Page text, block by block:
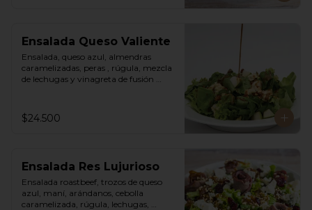
Ensalada Queso Valiente
Ensalada, queso azul, almendras
caramelizadas, peras , rúgula, mezcla
de lechugas y vinagreta de fusión
$24.500
Ensalada Res Lujurioso
Ensalada roastbeef, trozos de queso
azul, maní, arándanos, cebolla
caramelizada, rúgula, lechugas,